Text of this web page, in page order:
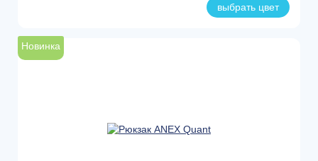
выбрать цвет
Новинка